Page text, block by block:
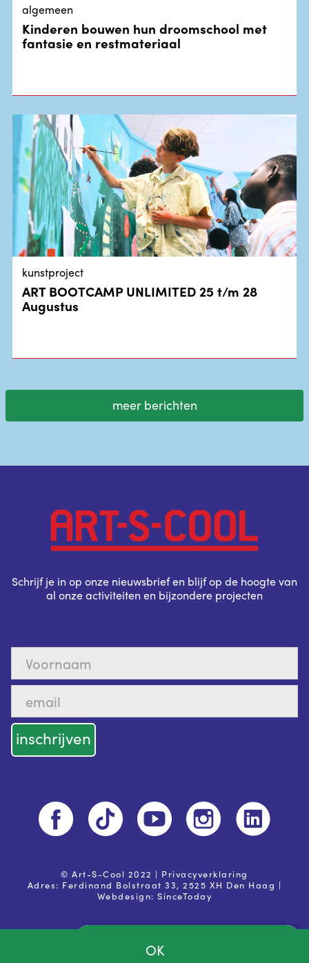
privacy voorwaarden
OK
algemeen
Kinderen bouwen hun droomschool met
fantasie en restmateriaal
kunstproject
ART BOOTCAMP UNLIMITED 25 t/m 28
Augustus
meer berichten
Schrijf je in op onze nieuwsbrief en blijf op de hoogte van
al onze activiteiten en bijzondere projecten
© Art-S-Cool 2022 | Privacyverklaring
Adres: Ferdinand Bolstraat 33, 2525 XH Den Haag |
Webdesign:SinceToday